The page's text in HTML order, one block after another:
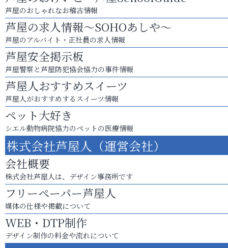
芦屋のおしゃれなお稽古情報
芦屋の求人情報～SOHOあしや～
芦屋のアルバイト・正社員の求人情報
芦屋安全掲示板
芦屋警察と芦屋防犯協会協力の事件情報
芦屋人おすすめスイーツ
芦屋人がおすすめするスイーツ情報
ペット大好き
シエル動物病院協力のペットの医療情報
株式会社芦屋人（運営会社）
会社概要
株式会社芦屋人は、デザイン事務所です
フリーペーパー芦屋人
媒体の仕様や掲載について
WEB・DTP制作
デザイン制作の料金や流れについて